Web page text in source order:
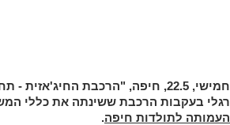
חמישי, 22.5, חיפה, "הרכבת החיג'אזית - תחילתה של תקופה ותנופה":
רגלי בעקבות הרכבת ששינתה את כללי
העמותה לתולדות חיפה.